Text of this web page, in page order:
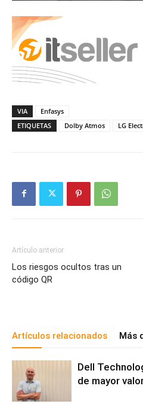
VIA
Enfasys
ETIQUETAS
Dolby Atmos LG
Artículo anterior
Los riesgos ocultos tras un
código QR
Artículos relacionados Más
Dell
de mayor